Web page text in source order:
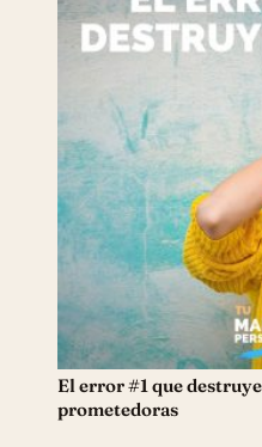
El error #1 que
prometedoras